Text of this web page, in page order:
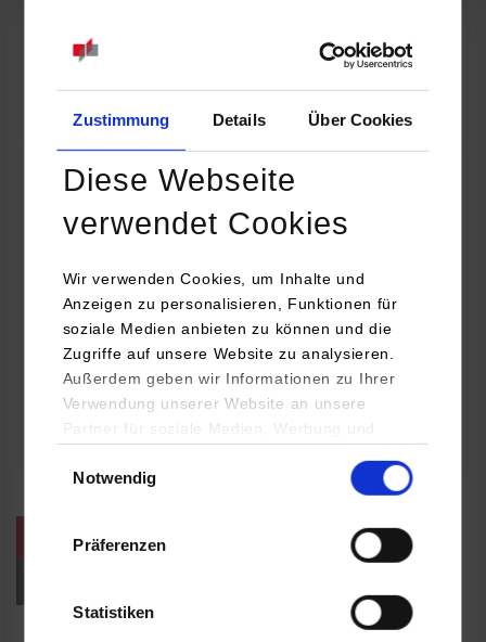
Zustimmung Details Über Cookies
Diese Webseite
verwendet Cookies
Wir verwenden Cookies, um Inhalte und
Anzeigen zu personalisieren, Funktionen für
soziale Medien anbieten zu können und die
Zugriffe auf unsere Website zu analysieren.
Außerdem geben wir Informationen zu Ihrer
Verwendung unserer Website an unsere
Partner für soziale Medien, Werbung und
YouTube, Google Maps) führen diese
Daten zusammen, die Sie ihnen bereitgestellt
haben oder die sie im Rahmen Ihrer Nutzung
Notwendig
Präferenzen
Statistiken
Online INDIS-Infoveranstaltung für Studierende
Zum Event
Technologietag: Clean Urban Transportation –
nachhaltige Mobilität im (sub)urbanen Umfeld
16.09.2026 - 17.09.2026
Im Mittelpunkt stehen elektrische Antriebe, moderne
Batterietechnologien und innovative Fahrzeugkonzepte für
nachhaltige Mobilität in Stadt und…
weitere Veranstaltungen / Termine